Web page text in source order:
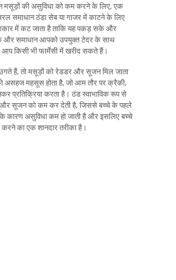
की असुविधा को कम करने के लिए, एक
समाधान ठंडा सेब या गाजर में काटने के लिए
में कट जाता है ताकि यह पकड़ सके और
और समाधान आपको उपयुक्त टेदर के साथ
आप किसी भी फार्मेसी में खरीद सकते हैं।
हैं, तो मसूड़ों को रेडडर और सूजन मिल जाता
असहज महसूस होता है, जो आम तौर पर क्रैकी,
प्रतिक्रिया करता है। ठंड स्वाभाविक रूप से
सूजन को कम कर देती है, जिससे बच्चे के पहले
के कारण असुविधा कम हो जाती है और इसलिए बच्चे
का एक शानदार तरीका है।